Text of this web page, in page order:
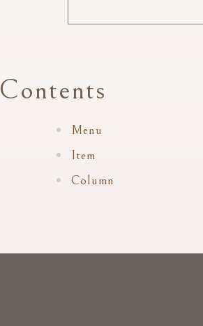
Contents
Menu
Item
Column